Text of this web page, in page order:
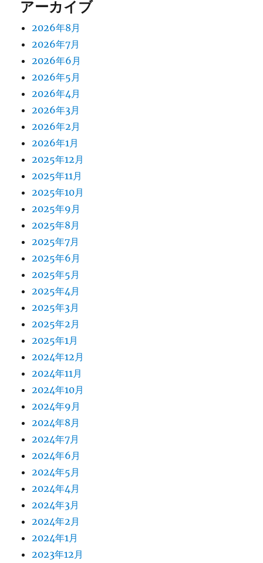
アーカイブ
2026年8月
2026年7月
2026年6月
2026年5月
2026年4月
2026年3月
2026年2月
2026年1月
2025年12月
2025年11月
2025年10月
2025年9月
2025年8月
2025年7月
2025年6月
2025年5月
2025年4月
2025年3月
2025年2月
2025年1月
2024年12月
2024年11月
2024年10月
2024年9月
2024年8月
2024年7月
2024年6月
2024年5月
2024年4月
2024年3月
2024年2月
2024年1月
2023年12月